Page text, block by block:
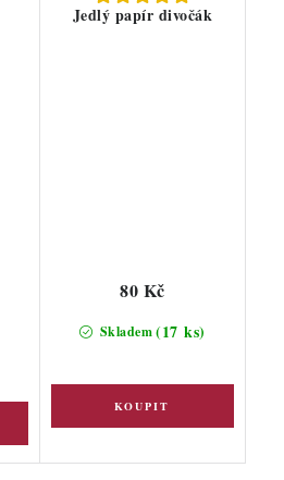
Jedlý papír divočák
Skladem(17 ks)
80 Kč